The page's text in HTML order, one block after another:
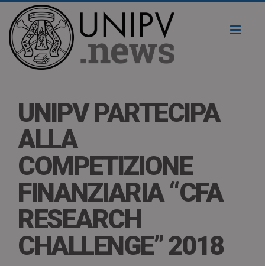
UNIPV PARTECIPA
ALLA
COMPETIZIONE
FINANZIARIA “CFA
RESEARCH
CHALLENGE” 2018